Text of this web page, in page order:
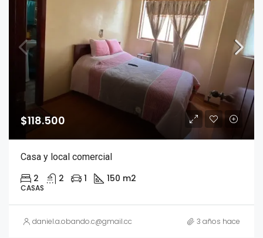
$118.500
Casa y local comercial
2 2 1 150 m2
CASAS
daniel.a.obando.c@gmail.com 3 años hace